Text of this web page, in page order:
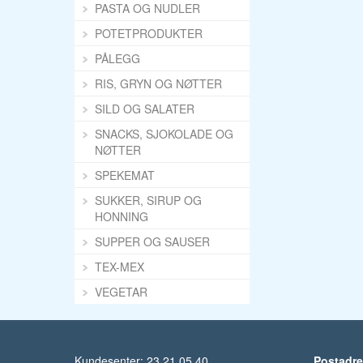
PASTA OG NUDLER
POTETPRODUKTER
PÅLEGG
RIS, GRYN OG NØTTER
SILD OG SALATER
SNACKS, SJOKOLADE OG
NØTTER
SPEKEMAT
SUKKER, SIRUP OG
HONNING
SUPPER OG SAUSER
TEX-MEX
VEGETAR